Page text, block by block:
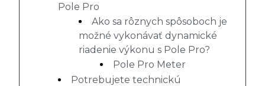
Pole Pro
Ako sa rôznych spôsoboch je
možné vykonávať dynamické
riadenie výkonu s Pole Pro?
Pole Pro Meter
Potrebujete technickú